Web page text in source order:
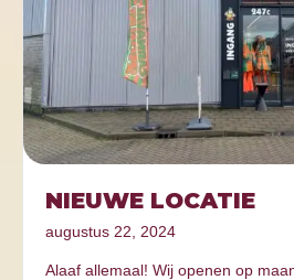
NIEUWE LOCATIE
augustus 22, 2024
Alaaf allemaal! Wij openen op